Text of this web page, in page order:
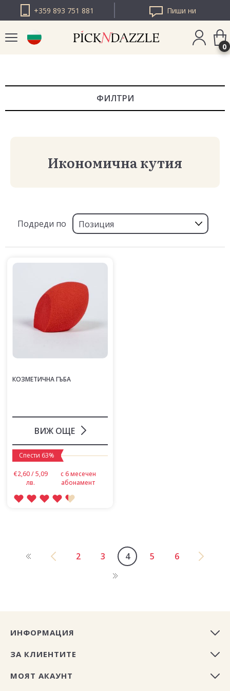
+359 893 751 881 Пиши ни
PICK N DAZZLE
PICK N DAZZLE
0
ФИЛТРИ
Икономична кутия
Подреди по
КОЗМЕТИЧНА ГЪБА
ВИЖ ОЩЕ
Спести 63%
€2,60 / 5,09
лв.
с 6 месечен
абонамент
2 3 4 5 6
ИНФОРМАЦИЯ
ЗА КЛИЕНТИТЕ
МОЯТ АКАУНТ